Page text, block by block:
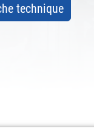
technique